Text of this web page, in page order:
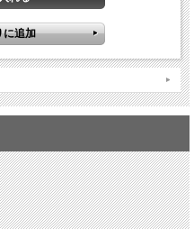
とができます
高さ28.2cm×
能